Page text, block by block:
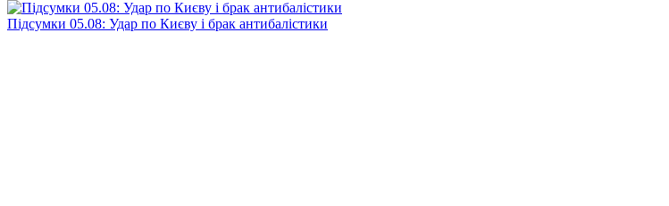
Підсумки 05.08: Удар по Києву і брак антибалістики